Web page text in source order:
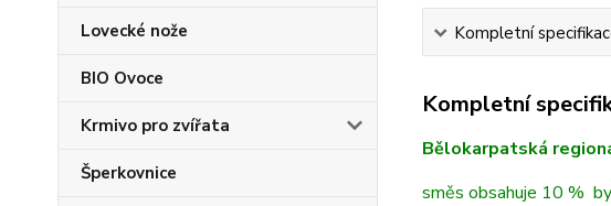
Lovecké nože
BIO Ovoce
Krmivo pro zvířata
Šperkovnice
Kompletní
Kompletní
Bělokarpatská
směs obsahuje 10 %